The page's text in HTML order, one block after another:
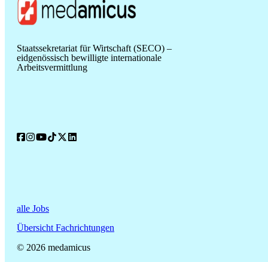
Staatssekretariat für Wirtschaft (SECO) –
eidgenössisch bewilligte internationale
Arbeitsvermittlung
alle Jobs
Übersicht Fachrichtungen
© 2026 medamicus